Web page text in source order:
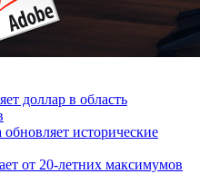
доллар в область
исторические
от 20-летних максимумов